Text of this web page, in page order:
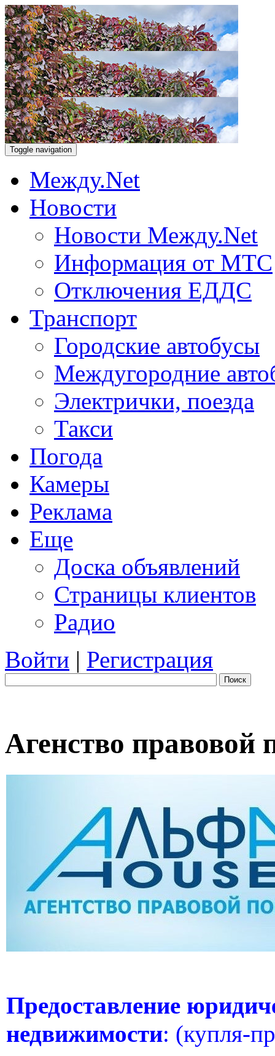
Toggle navigation
Между.Net
Новости
Новости Между.Net
Информация от МТС
Отключения ЕДДС
Транспорт
Городские автобусы
Междугородние
Электрички, поезда
Такси
Погода
Камеры
Реклама
Еще
Доска объявлений
Страницы клиентов
Радио
Войти | Регистрация
Поиск
Агенство
Предоставление
недвижимости: (купля-